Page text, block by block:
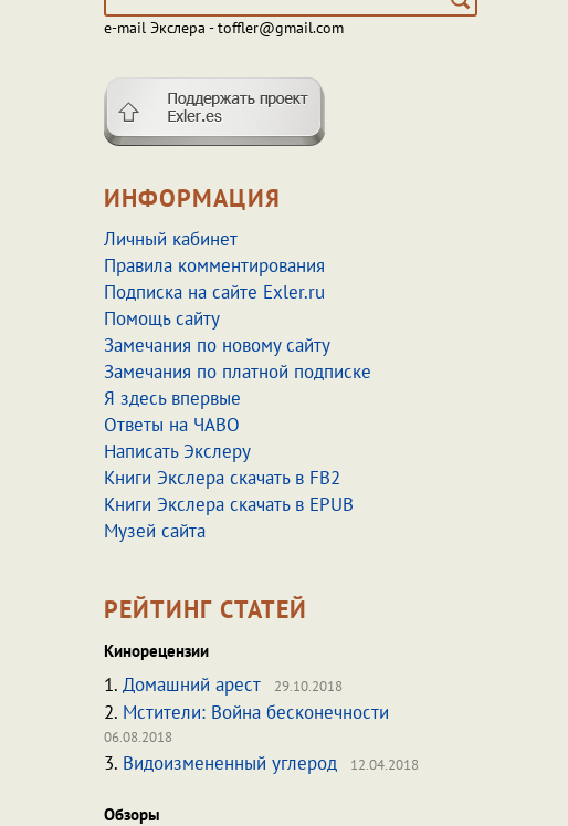
e-mail Экслера - toffler@gmail.com
ИНФОРМАЦИЯ
Личный кабинет
Правила комментирования
Подписка на сайте Exler.ru
Помощь сайту
Замечания по новому сайту
Замечания по платной подписке
Я здесь впервые
Ответы на ЧАВО
Написать Экслеру
Книги Экслера скачать в FB2
Книги Экслера скачать в EPUB
Музей сайта
РЕЙТИНГ СТАТЕЙ
Кинорецензии
1. Домашний арест 29.10.2018
2. Мстители: Война бесконечности
06.08.2018
3. Видоизмененный углерод 12.04.2018
Обзоры